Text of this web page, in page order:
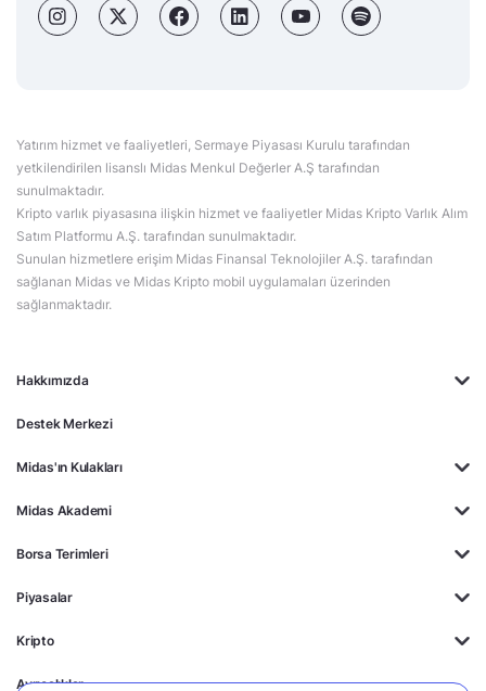
Hakkımızda
Destek Merkezi
Midas'ın Kulakları
Midas Akademi
Borsa Terimleri
Piyasalar
Kripto
Ayrıcalıklar
Yatırım hizmet ve faaliyetleri, Sermaye Piyasası Kurulu tarafından
yetkilendirilen lisanslı Midas Menkul Değerler A.Ş tarafından
sunulmaktadır.
Kripto varlık piyasasına ilişkin hizmet ve faaliyetler Midas Kripto Varlık Alım
Satım Platformu A.Ş. tarafından sunulmaktadır.
Sunulan hizmetlere erişim Midas Finansal Teknolojiler A.Ş. tarafından
sağlanan Midas ve Midas Kripto mobil uygulamaları üzerinden
sağlanmaktadır.